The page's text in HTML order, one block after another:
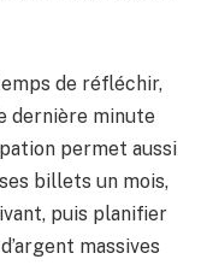
de réfléchir,
dernière minute
permet aussi
billets un mois,
puis planifier
massives